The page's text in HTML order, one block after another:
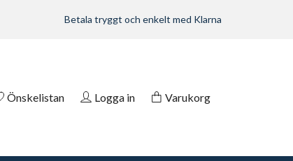
Betala tryggt och enkelt med Klarna
Önskelistan Logga in Varukorg